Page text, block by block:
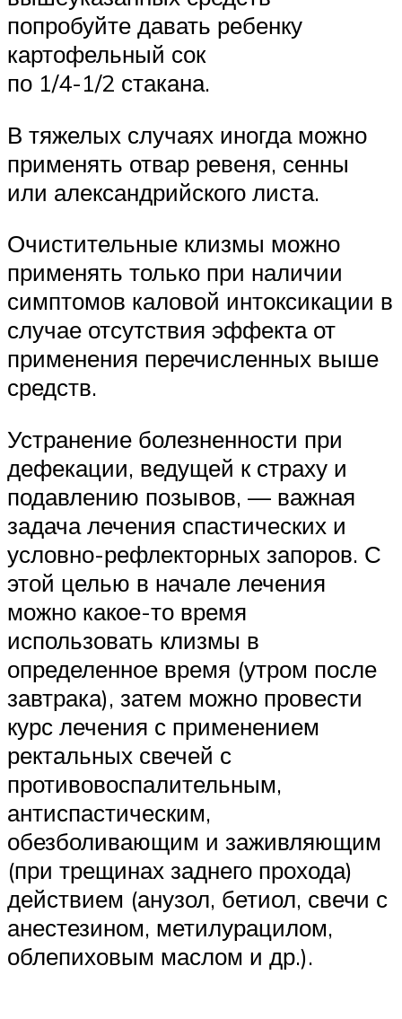
попробуйте давать ребенку
картофельный сок
по 1/4-1/2 стакана.
В тяжелых случаях иногда можно
применять отвар ревеня, сенны
или александрийского листа.
Очистительные клизмы можно
применять только при наличии
симптомов каловой интоксикации в
случае отсутствия эффекта от
применения перечисленных выше
средств.
Устранение болезненности при
дефекации, ведущей к страху и
подавлению позывов, — важная
задача лечения спастических и
условно-рефлекторных запоров. С
этой целью в начале лечения
можно какое-то время
использовать клизмы в
определенное время (утром после
завтрака), затем можно провести
курс лечения с применением
ректальных свечей с
противовоспалительным,
антиспастическим,
обезболивающим и заживляющим
(при трещинах заднего прохода)
действием (анузол, бетиол, свечи с
анестезином, метилурацилом,
облепиховым маслом и др.).